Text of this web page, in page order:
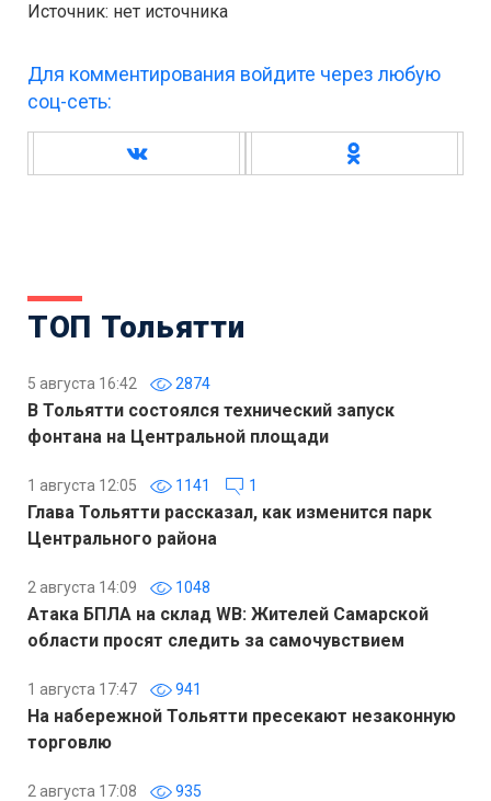
Источник: нет источника
Для комментирования войдите через любую
соц-сеть:
ТОП Тольятти
5 августа 16:42 2874
В Тольятти состоялся технический запуск
фонтана на Центральной площади
1 августа 12:05 1141 1
Глава Тольятти рассказал, как изменится парк
Центрального района
2 августа 14:09 1048
Атака БПЛА на склад WB: Жителей Самарской
области просят следить за самочувствием
1 августа 17:47 941
На набережной Тольятти пресекают незаконную
торговлю
2 августа 17:08 935